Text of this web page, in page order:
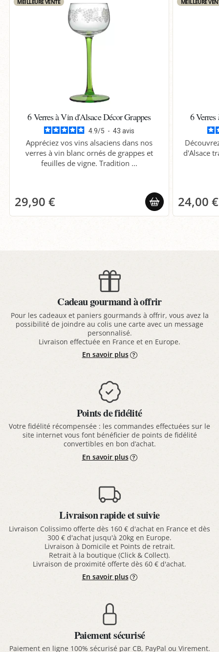
MEILLEURE VENTE
6 Verres à Vin d'Alsace Décor Grappes
4.9/5 - 43 avis
Appréciez vos vins alsaciens dans nos
verres à vin blanc ornés de grappes et
feuilles de vigne. Tradition ...
29,90 €
MEILLEURE
6
d'Alsace
24,00 €
Cadeau gourmand à offrir
Pour les cadeaux et paniers gourmands à offrir, vous avez la
possibilité de joindre au colis une carte avec un message
personnalisé.
Livraison effectuée en France et en Europe.
En savoir plus
Points de fidélité
Votre fidélité récompensée : les commandes effectuées sur le
site internet vous font bénéficier de points de fidélité
convertibles en bon d’achat.
En savoir plus
Livraison rapide et suivie
Livraison Colissimo offerte dès 160 € d'achat en France et dès
300 € d'achat jusqu'à 20kg en Europe.
Livraison à Domicile et Points de retrait.
Retrait à la boutique (Click & Collect).
Livraison de proximité offerte dès 60 € d'achat.
En savoir plus
Paiement sécurisé
Paiement en ligne 100% sécurisé par CB, PayPal ou Virement.